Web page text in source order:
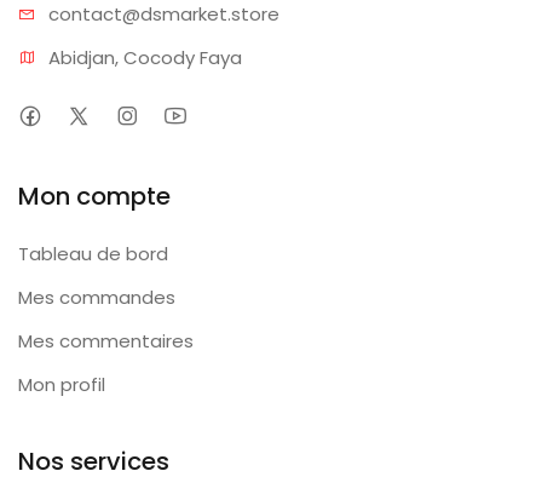
contact@dsmarket.store
Abidjan, Cocody Faya
Mon compte
Tableau de bord
Mes commandes
Mes commentaires
Mon profil
Nos services